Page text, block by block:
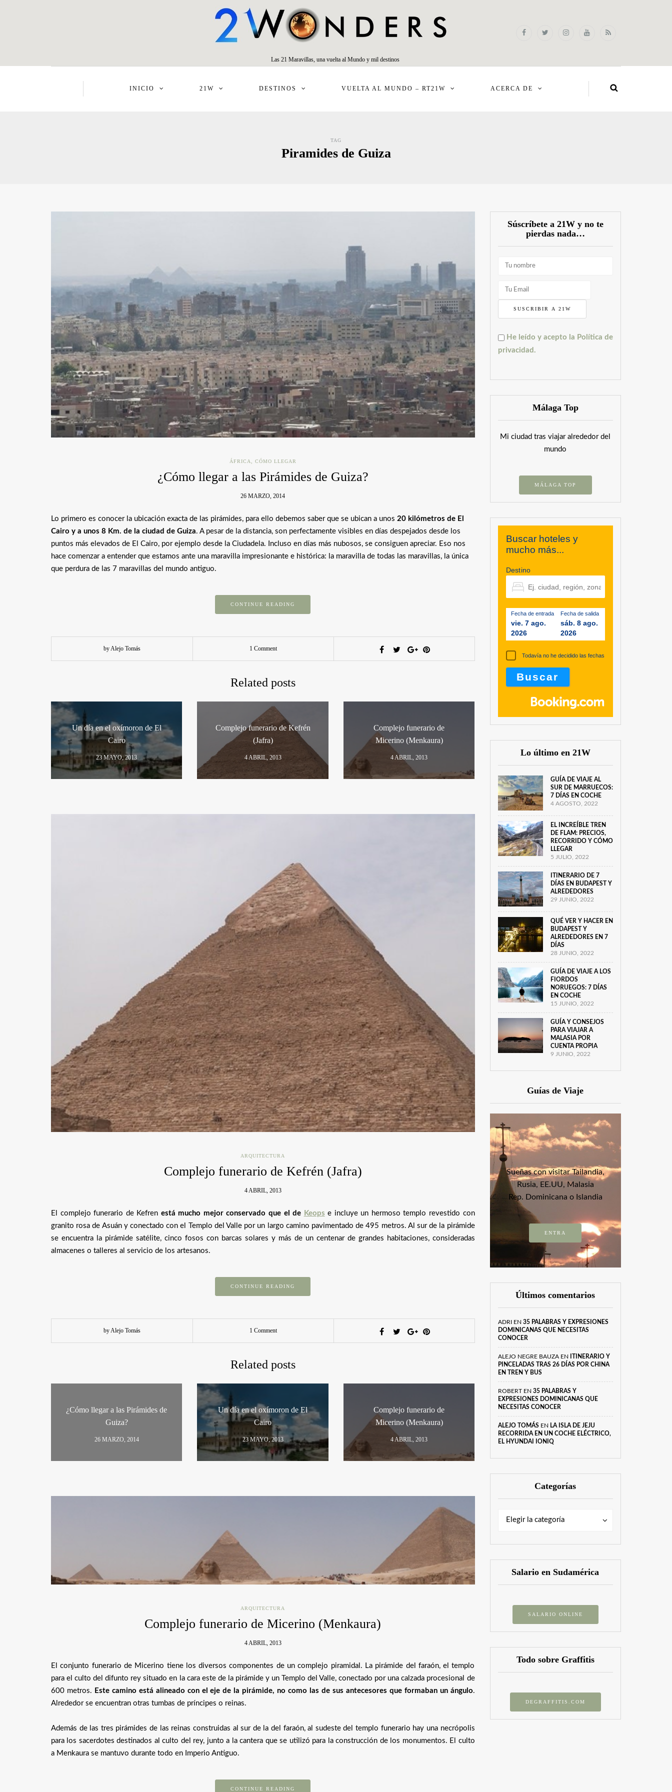
Las 21 Maravillas, una vuelta al Mundo y mil destinos
INICIO 21W DESTINOS VUELTA AL MUNDO – RT21W ACERCA DE
TAG
Piramides de Guiza
ÁFRICA, CÓMO LLEGAR
¿Cómo llegar a las Pirámides de Guiza?
26 MARZO, 2014
Lo primero es conocer la ubicación exacta de las pirámides, para ello debemos saber que se ubican a unos 20 kilómetros de El
Cairo y a unos 8 Km. de la ciudad de Guiza. A pesar de la distancia, son perfectamente visibles en días despejados desde los
puntos más elevados de El Cairo, por ejemplo desde la Ciudadela. Incluso en días más nubosos, se consiguen apreciar. Eso nos
hace comenzar a entender que estamos ante una maravilla impresionante e histórica: la maravilla de todas las maravillas, la única
que perdura de las 7 maravillas del mundo antiguo.
CONTINUE READING
by Alejo Tomás 1 Comment
Related posts
Un día en el oxímoron de El
Cairo
23 MAYO, 2013
Complejo funerario de Kefrén
(Jafra)
4 ABRIL, 2013
Complejo funerario de
Micerino (Menkaura)
4 ABRIL, 2013
ARQUITECTURA
Complejo funerario de Kefrén (Jafra)
4 ABRIL, 2013
El complejo funerario de Kefren está mucho mejor conservado que el de Keops e incluye un hermoso templo revestido con
granito rosa de Asuán y conectado con el Templo del Valle por un largo camino pavimentado de 495 metros. Al sur de la pirámide
se encuentra la pirámide satélite, cinco fosos con barcas solares y más de un centenar de grandes habitaciones, consideradas
almacenes o talleres al servicio de los artesanos.
CONTINUE READING
by Alejo Tomás 1 Comment
Related posts
¿Cómo llegar a las Pirámides de
Guiza?
26 MARZO, 2014
Un día en el oxímoron de El
Cairo
23 MAYO, 2013
Complejo funerario de
Micerino (Menkaura)
4 ABRIL, 2013
ARQUITECTURA
Complejo funerario de Micerino (Menkaura)
4 ABRIL, 2013
El conjunto funerario de Micerino tiene los diversos componentes de un complejo piramidal. La pirámide del faraón, el templo
para el culto del difunto rey situado en la cara este de la pirámide y un Templo del Valle, conectado por una calzada procesional de
600 metros. Este camino está alineado con el eje de la pirámide, no como las de sus antecesores que formaban un ángulo.
Alrededor se encuentran otras tumbas de príncipes o reinas.
Además de las tres pirámides de las reinas construidas al sur de la del faraón, al sudeste del templo funerario hay una necrópolis
para los sacerdotes destinados al culto del rey, junto a la cantera que se utilizó para la construcción de los monumentos. El culto
a Menkaura se mantuvo durante todo en Imperio Antiguo.
CONTINUE READING
Súscríbete a 21W y no te
pierdas nada…
He leído y acepto la Política de
privacidad.
Málaga Top
Mi ciudad tras viajar alrededor del
mundo
MÁLAGA TOP
Buscar hoteles y
mucho más...
Destino
Fecha de entrada
vie. 7 ago.
2026
Fecha de salida
sáb. 8 ago.
2026
Todavía no he decidido las fechas
Lo último en 21W
GUÍA DE VIAJE AL
SUR DE MARRUECOS:
7 DÍAS EN COCHE
4 AGOSTO, 2022
EL INCREÍBLE TREN
DE FLAM: PRECIOS,
RECORRIDO Y CÓMO
LLEGAR
5 JULIO, 2022
ITINERARIO DE 7
DÍAS EN BUDAPEST Y
ALREDEDORES
29 JUNIO, 2022
QUÉ VER Y HACER EN
BUDAPEST Y
ALREDEDORES EN 7
DÍAS
28 JUNIO, 2022
GUÍA DE VIAJE A LOS
FIORDOS
NORUEGOS: 7 DÍAS
EN COCHE
15 JUNIO, 2022
GUÍA Y CONSEJOS
PARA VIAJAR A
MALASIA POR
CUENTA PROPIA
9 JUNIO, 2022
Guías de Viaje
Sueñas con visitar Tailandia,
Rusia, EE.UU, Malasia
Rep. Dominicana o Islandia
ENTRA
Últimos comentarios
ADRIEN 35 PALABRAS Y EXPRESIONES
DOMINICANAS QUE NECESITAS
CONOCER
ALEJO NEGRE BAUZAEN
ITINERARIO Y
PINCELADAS TRAS 26 DÍAS POR CHINA
EN TREN Y BUS
ROBERTEN 35 PALABRAS Y
EXPRESIONES DOMINICANAS QUE
NECESITAS CONOCER
ALEJO TOMÁS EN LA ISLA DE JEJU
RECORRIDA EN UN COCHE ELÉCTRICO,
EL HYUNDAI IONIQ
Categorías
Categorías
Elegir la categoría
Categorías
Salario en Sudamérica
SALARIO ONLINE
Todo sobre Graffitis
DEGRAFFITIS.COM